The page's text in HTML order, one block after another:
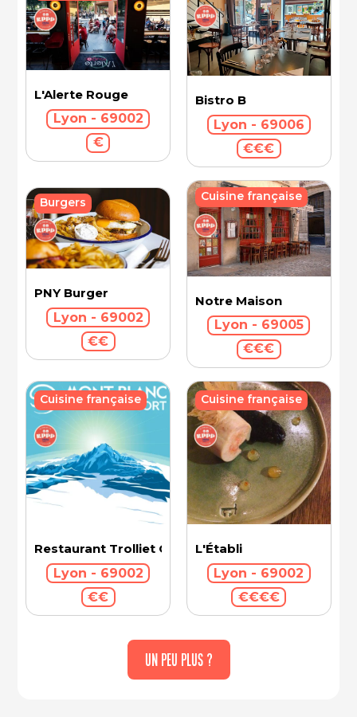
L'Alerte Rouge
Lyon - 69002
€
Bistro B
Lyon - 69006
€€€
PNY Burger
Lyon - 69002
€€
Burgers
Notre Maison
Lyon - 69005
€€€
Cuisine française
Restaurant Trolliet Grand Hotel Dieu
Lyon - 69002
€€
Cuisine française
L'Établi
Lyon - 69002
€€€€
Cuisine française
UN PEU PLUS ?